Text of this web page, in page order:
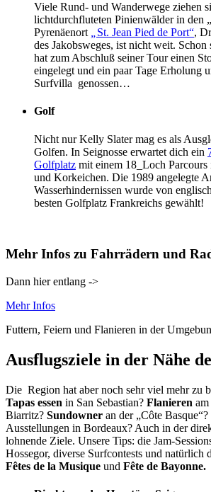
Viele Rund- und Wanderwege ziehen
lichtdurchfluteten Pinienwälder in den
Pyrenäenort
St. Jean Pied de Port“,
des Jakobsweges, ist nicht weit. Schon
hat zum Abschluß seiner Tour einen
eingelegt und ein paar Tage Erholung
Surfvilla genossen…
Golf
Nicht nur Kelly Slater mag es als
Golfen. In Seignosse erwartet dich ein
Golfplatz mit einem 18_Loch
und Korkeichen. Die 1989 angelegte
Wasserhindernissen wurde von
besten Golfplatz Frankreichs gewählt!
Mehr Infos zu Fahrrädern und
Dann hier entlang ->
Mehr Infos
Futtern, Feiern und Flanieren in der
Ausflugsziele in der Nähe
Die Region hat aber noch sehr viel mehr zu
Tapas essen in San Sebastian? Flanieren
Biarritz? Sundowner an der „Côte
Ausstellungen in Bordeaux? Auch in der
lohnende Ziele. Unsere Tips: die Jam-
Hossegor, diverse Surfcontests und natürlich
Fêtes de la Musique und Fête de Bayonne.